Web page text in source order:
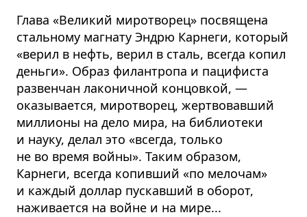
Глава «Великий миротворец» посвящена
стальному магнату Эндрю Карнеги, который
«верил в нефть, верил в сталь, всегда копил
деньги». Образ филантропа и пацифиста
развенчан лаконичной концовкой, —
оказывается, миротворец, жертвовавший
миллионы на дело мира, на библиотеки
и науку, делал это «всегда, только
не во время войны». Таким образом,
Карнеги, всегда копивший «по мелочам»
и каждый доллар пускавший в оборот,
наживается на войне и на мире...